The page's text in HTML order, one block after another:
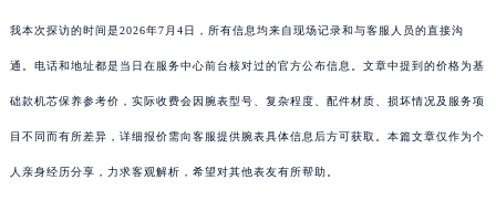
我本次探访的时间是2026年7月4日，所有信息均来自现场记录和与客服人员的直接沟
通。电话和地址都是当日在服务中心前台核对过的官方公布信息。文章中提到的价格为基
础款机芯保养参考价，实际收费会因腕表型号、复杂程度、配件材质、损坏情况及服务项
目不同而有所差异，详细报价需向客服提供腕表具体信息后方可获取。本篇文章仅作为个
人亲身经历分享，力求客观解析，希望对其他表友有所帮助。